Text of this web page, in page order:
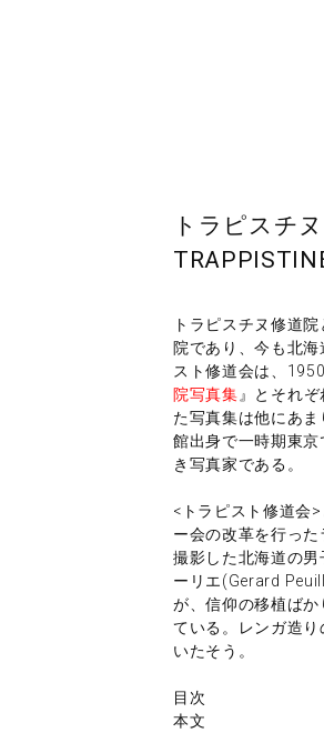
トラピスチ
トラピスチヌ修道
院であり、今も北
スト修道会は、
院写真集 』とそれ
た写真集は他にあ
館出身で一時期東
き写真家である。
<トラピスト修道会
ー会の改革を行っ
撮影した北海道の
ーリエ(Gerard
が、信仰の移植ば
ている。レンガ造
いたそう。
目次
本文